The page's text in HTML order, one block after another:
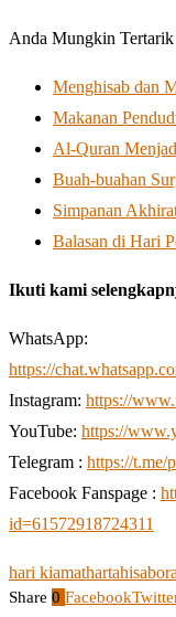
Anda Mungkin
Menghisab dan
Makanan
Al-Quran
Buah-buahan
Simpanan
Balasan di Hari
Ikuti kami
WhatsApp:
https://
Instagram: https://
YouTube: https://
Telegram : https://t.me/
Facebook Fanspage :
id=61572918724311
hari kiamathartahisab
Share 0 Facebook